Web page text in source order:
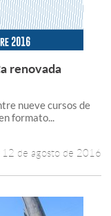
más +
renovada
nueve cursos de
formato...
12 de agosto de 2016